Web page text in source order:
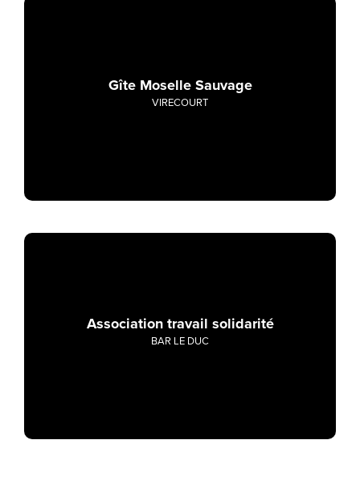
Gîte Moselle Sauvage
VIRECOURT
Association travail solidarité
BAR LE DUC